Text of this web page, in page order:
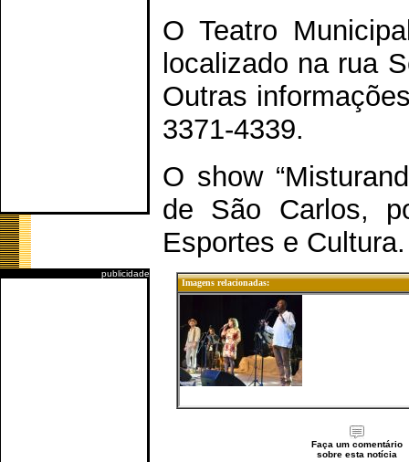
publicidade
O Teatro
localizado na rua
Outras
3371-4339.
O show
de São Carlos,
Esportes e Cultura.
Imagens relacionadas:
Faça um comentário
sobre esta notícia